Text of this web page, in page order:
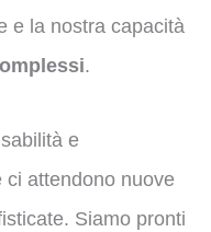
e la nostra capacità
.
e
attendono nuove
Siamo pronti